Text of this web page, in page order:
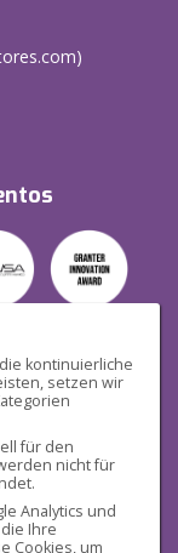
kontinuierliche
setzen wir
für den
nicht für
Analytics und
Ihre
Cookies, um
)